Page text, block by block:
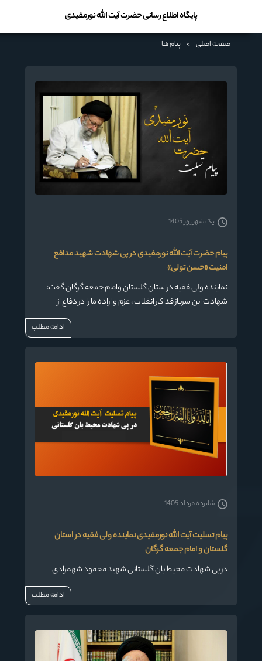
پایگاه اطلاع رسانی حضرت آیت الله نورمفیدی
صفحه اصلی > پیام ها
پیام حضرت آیت الله نورمفیدی در پی شهادت شهید مدافع
امنیت «حسن تولی»
نماینده ولی فقیه دراستان گلستان وامام جمعه گرگان گفت:
شهادت این سرباز فداکار انقلاب ، عزم و اراده ما را در دفاع از
ارزش‌های والای اسلام و امنیت کشور استوارتر خواهد کرد.
یک شهریور 1405
ادامه مطلب
پیام تسلیت آیت الله نورمفیدی نماینده ولی فقیه در استان
گلستان و امام جمعه گرگان
در پی شهادت محیط بان گلستانی شهید محمود شهمرادی
شانزده مرداد 1405
ادامه مطلب